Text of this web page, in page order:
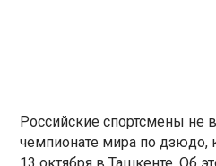
Российские спортсмены не
чемпионате мира по дзюдо,